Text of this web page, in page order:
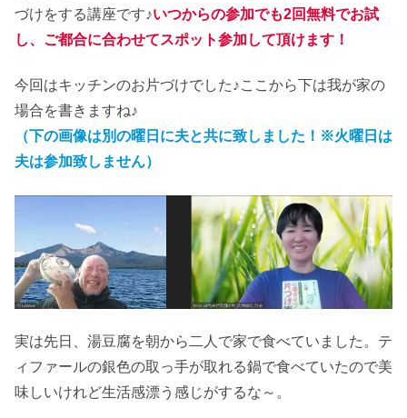
づけをする講座です♪いつからの参加でも2回無料でお試
し、ご都合に合わせてスポット参加して頂けます！
今回はキッチンのお片づけでした♪ここから下は我が家の
場合を書きますね♪
（下の画像は別の曜日に夫と共に致しました！※火曜日は
夫は参加致しません）
実は先日、湯豆腐を朝から二人で家で食べていました。テ
ィファールの銀色の取っ手が取れる鍋で食べていたので美
味しいけれど生活感漂う感じがするな～。